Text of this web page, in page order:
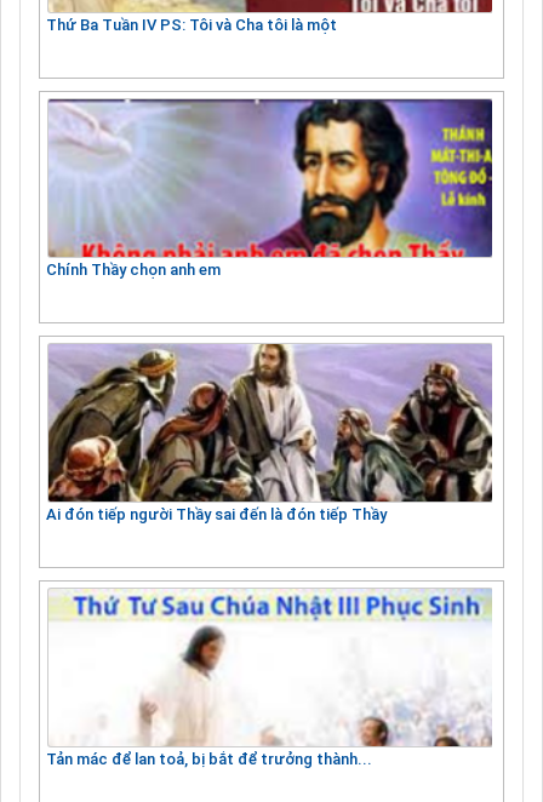
Thứ Ba Tuần IV PS: Tôi và Cha tôi là một
Chính Thầy chọn anh em
Ai đón tiếp người Thầy sai đến là đón tiếp Thầy
Tản mác để lan toả, bị bắt để trưởng thành...